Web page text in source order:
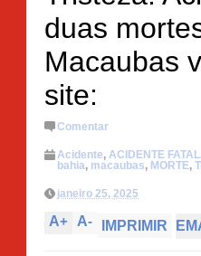
duas
Macaubas
site:
Comentar
Acidente, ACIDENTE FATAL
bahia, macaubas, MORTE,
janeiro 25, 2025
A+ A- IMPRIMIR